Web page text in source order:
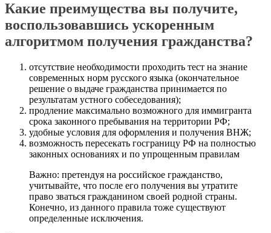
Какие преимущества вы получите,
воспользовавшись ускоренным
алгоритмом получения гражданства?
отсутствие необходимости проходить тест на знание
современных норм русского языка (окончательное
решение о выдаче гражданства принимается по
результатам устного собеседования);
продление максимально возможного для иммигранта
срока законного пребывания на территории РФ;
удобные условия для оформления и получения ВНЖ;
возможность пересекать госграницу РФ на полностью
законных основаниях и по упрощенным правилам
Важно: претендуя на российское гражданство,
учитывайте, что после его получения вы утратите
право зваться гражданином своей родной страны.
Конечно, из данного правила тоже существуют
определенные исключения.